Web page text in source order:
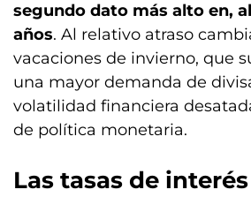
segundo dato más alto en,
años. Al relativo atraso
vacaciones de invierno, que
una mayor demanda de
volatilidad financiera
de política monetaria.
Las tasas de interés